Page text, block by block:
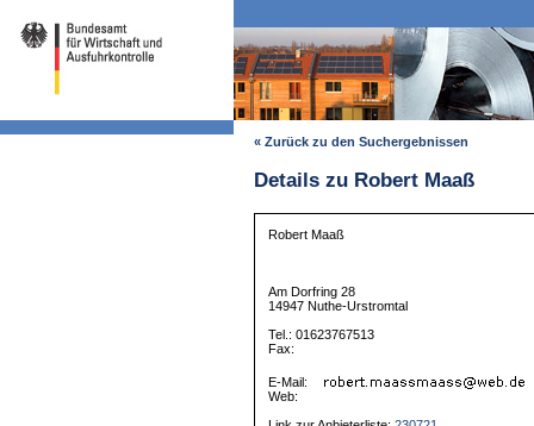
« Zurück zu den Suchergebnissen
Details zu Robert Maaß
Robert Maaß
Am Dorfring 28
14947 Nuthe-Urstromtal
Tel.: 01623767513
Fax:
E-Mail:
Web: